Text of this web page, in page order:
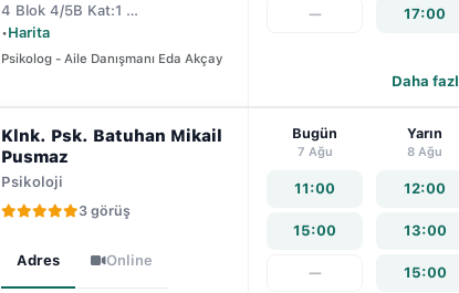
4 Blok 4/5B Kat:1 …
•Harita
Psikolog - Aile Danışmanı Eda Akçay
— 17:00
Daha
Klnk. Psk. Batuhan Mikail
Pusmaz
Psikoloji
3 görüş
Adres Online
Bugün
7 Ağu
11:00
15:00
—
Yarın
8 Ağu
12:00
13:00
15:00